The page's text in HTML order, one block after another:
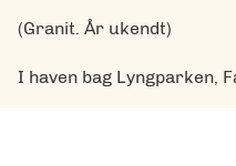
(Granit. År ukendt)
I haven bag Lyngparken,